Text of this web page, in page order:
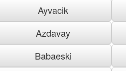
Ayvacik
Azdavay
Babaeski